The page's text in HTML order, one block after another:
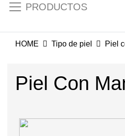
PRODUCTOS
HOME Tipo de piel Piel
Piel Con